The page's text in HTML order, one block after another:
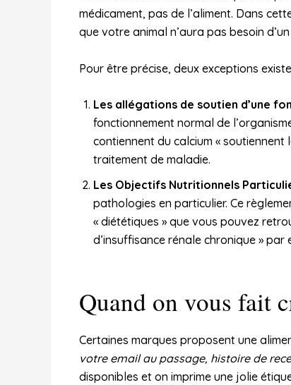
médicament, pas de l’aliment. Dans
que votre animal n’aura pas besoin
Pour être précise, deux exceptions
Les allégations de soutien d’une
fonctionnement normal de
contiennent du calcium «
traitement de maladie.
Les Objectifs Nutritionnels
pathologies en particulier. Ce
« diététiques » que vous pouvez
d’insuffisance rénale chronique » par
Quand on vous fait
Certaines marques proposent une
votre email au passage, histoire de
disponibles et on imprime une jolie